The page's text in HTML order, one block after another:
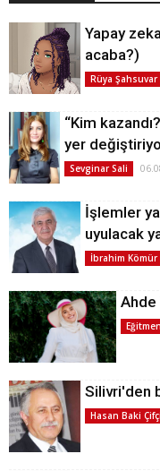
Yapay
acaba?)
Rüya Şahsuvar
“Kim
yer
Sevginar Sali
İşlemler
uyulacak
İbrahim Kömür
Silivri'den
Hasan Baki Çifçi